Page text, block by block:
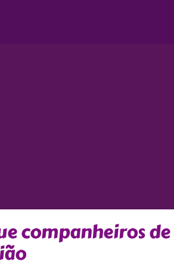
companheiros